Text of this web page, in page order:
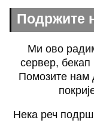
Подржите
Ми ово
сервер, бекап
Помозите нам
Нека реч